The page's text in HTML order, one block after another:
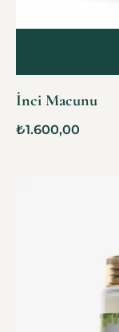
İnci Macunu
₺1.600,00